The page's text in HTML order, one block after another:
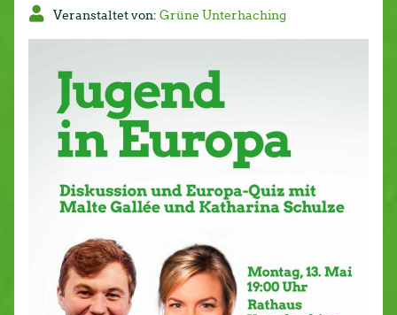
Ver­an­stal­tet von:Grüne Un­ter­ha­ching